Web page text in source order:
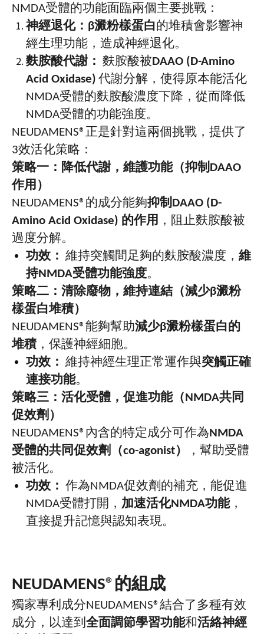
NMDA受體的功能面臨兩個主要挑戰：
神經退化： β澱粉樣蛋白 的堆積會影響神
經生理功能，造成神經退化。
麩胺酸代謝： 麩胺酸被 DAAO (D-Amino
Acid Oxidase) 代謝分解，使得原本能活化
NMDA受體的麩胺酸濃度下降，從而降低
NMDA受體的功能強度。
NEUDAMENS® 正是針對這兩個挑戰，提供了
3效活化策略：
策略一：降低代謝，維護功能（抑制 DAAO
作用）
NEUDAMENS® 的成分能夠抑制 DAAO (D-
Amino Acid Oxidase) 的作用 ，阻止麩胺酸被
過度分解。
功效： 維持突觸間足夠的麩胺酸濃度， 維
持NMDA受體功能強度。
策略二：清除廢物，維持連結（減少β澱粉
樣蛋白堆積）
NEUDAMENS®能夠幫助減少β澱粉樣蛋白的
堆積，保護神經細胞。
功效： 維持神經生理正常運作與突觸正確
連接功能。
策略三：活化受體，促進功能（ NMDA共同
促效劑）
NEUDAMENS® 內含的特定成分可作為NMDA
受體的共同促效劑（co-agonist）
，幫助受體
被活化。
功效： 作為NMDA促效劑的補充，能促進
NMDA受體打開， 加速活化NMDA功能，
直接提升記憶與認知表現。
NEUDAMENS® 的組成
獨家專利成分NEUDAMENS®結合了多種有效
成分，以達到 全面調節學習功能和活絡神經